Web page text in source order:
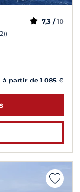
7,3 / 10
à partir de 1 085 €